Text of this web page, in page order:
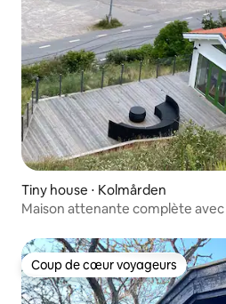
Tiny house ⋅ Kolmården
Maison attenante complète
Coup de cœur voyageurs
Coup de cœur voyageurs